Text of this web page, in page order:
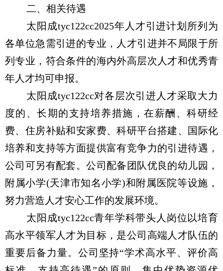
二、相关待遇
太阳成tyc122cc2025年人才引进计划所列为
各单位急需引进的专业，人才引进并不局限于所
列专业，符合条件的海内外高层次人才和优秀青
年人才均可申报。
太阳成tyc122cc对各层次引进人才采取大力
度的、长期的支持培养措施，在薪酬、科研经
费、住房补贴和安家费、科研平台搭建、国际化
培养和支持等方面提供富有竞争力的引进待遇，
公司可另有配套。公司配备团队优良的幼儿园，
附属小学(天津市知名小学)和附属医院等设施，
努力营造人才安心工作的发展环境。
太阳成tyc122cc青年学科带头人岗位以培育
高水平领军人才为目标，是公司高端人才队伍的
重要后备力量。公司坚持“学术高水平、评价高